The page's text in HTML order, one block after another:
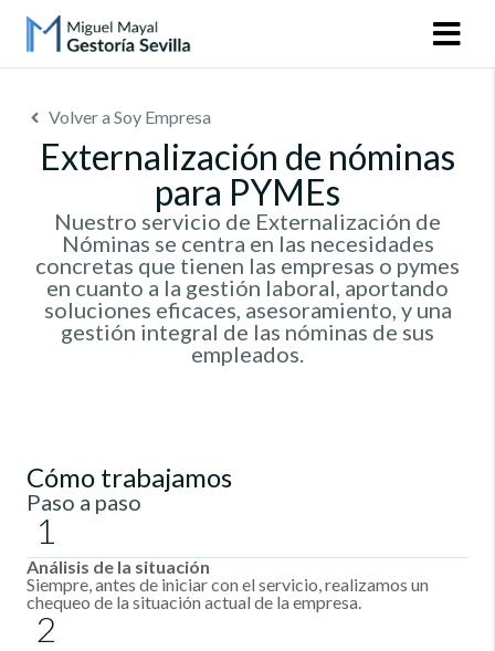
Volver a Soy Empresa
Externalización de nóminas
para PYMEs
Nuestro servicio de Externalización de
Nóminas se centra en las necesidades
concretas que tienen las empresas o pymes
en cuanto a la gestión laboral, aportando
soluciones eficaces, asesoramiento, y una
gestión integral de las nóminas de sus
empleados.
Cómo trabajamos
Paso a paso
1
Análisis de la situación
Siempre, antes de iniciar con el servicio, realizamos un
chequeo de la situación actual de la empresa.
2